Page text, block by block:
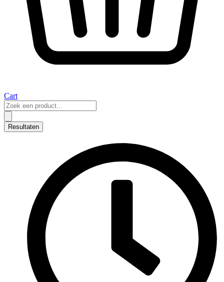
Cart
Search
...
Resultaten